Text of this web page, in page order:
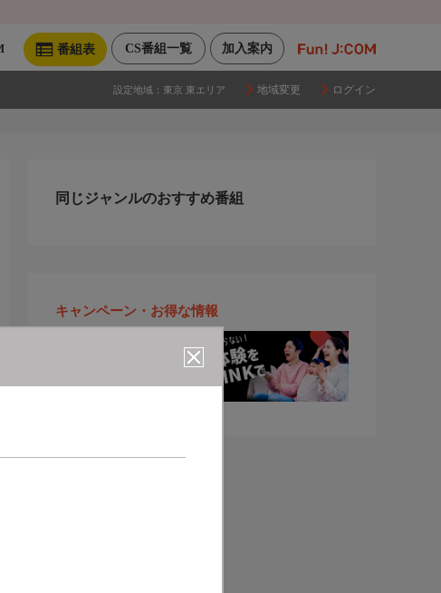
加入案内
CS番組一覧
番組表
設定地域： 東京 東エリア 地域変更 ログイン
同じジャンルのおすすめ番組
キャンペーン・お得な情報